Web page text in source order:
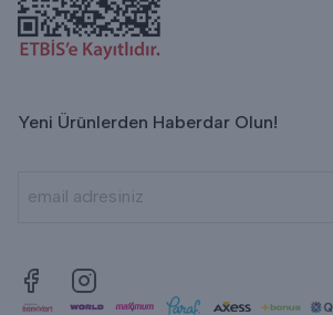
Yeni Ürünlerden Haberdar Olun!